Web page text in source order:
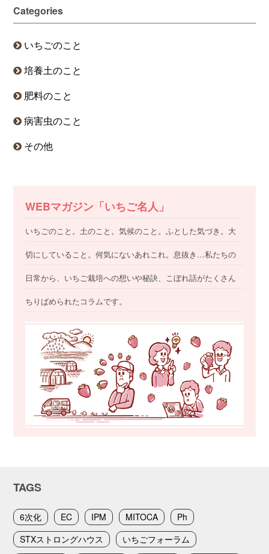
Categories
いちごのこと
培養土のこと
肥料のこと
病害虫のこと
その他
WEBマガジン「いちご名人」
いちごのこと。土のこと。気候のこと。ふとした気づき。大
切にしていること。何気にないあれこれ。息抜き…私たちの
日常から、いちご栽培への想いや秘訣、こぼれ話がたくさん
ちりばめられたコラムです。
TAGS
6次化 EC IPM MITOCA
Ph
STXストロングハウス
いちごフォーラム